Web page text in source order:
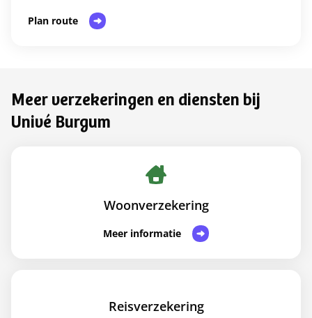
Plan route
Meer verzekeringen en diensten bij
Univé Burgum
Woonverzekering
Meer informatie
Reisverzekering